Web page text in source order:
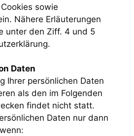
sowie
Nähere Erläuterungen
unter den Ziff. 4 und 5
Daten
Ihrer persönlichen Daten
als den im Folgenden
findet nicht statt.
Daten nur dann